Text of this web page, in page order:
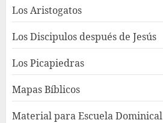
Los Aristogatos
Los Discipulos después de Jesús
Los Picapiedras
Mapas Bíblicos
Material para Escuela Dominical